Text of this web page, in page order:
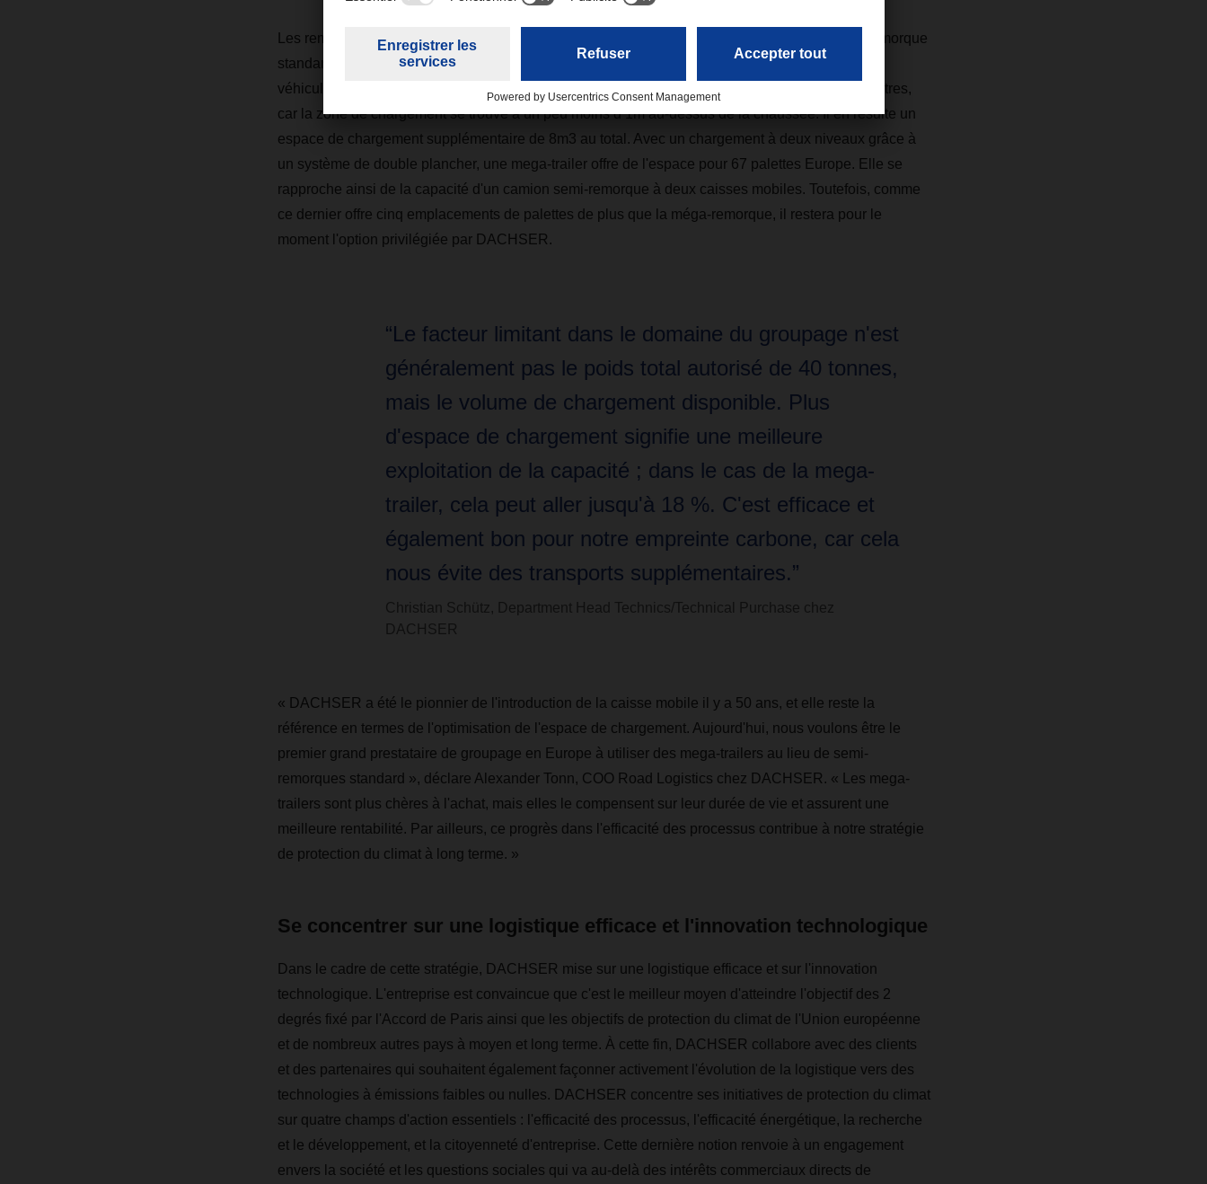
Les remorques dites « mega-trailers » ont la même longueur et la même largeur qu'une semi-remorque
standard, et leur hauteur totale reste inférieure à 4 mètres (hauteur maximale autorisée pour les
véhicules en Allemagne). Elles présentent une hauteur intérieure supplémentaire de 20 centimètres,
car la zone de chargement se trouve à un peu moins d’1m au-dessus de la chaussée. Il en résulte un
espace de chargement supplémentaire de 8m3 au total. Avec un chargement à deux niveaux grâce à
un système de double plancher, une mega-trailer offre de l'espace pour 67 palettes Europe. Elle se
rapproche ainsi de la capacité d'un camion semi-remorque à deux caisses mobiles. Toutefois, comme
ce dernier offre cinq emplacements de palettes de plus que la méga-remorque, il restera pour le
moment l'option privilégiée par DACHSER.
“Le facteur limitant dans le domaine du groupage n'est
généralement pas le poids total autorisé de 40 tonnes,
mais le volume de chargement disponible. Plus
d'espace de chargement signifie une meilleure
exploitation de la capacité ; dans le cas de la mega-
trailer, cela peut aller jusqu'à 18 %. C'est efficace et
également bon pour notre empreinte carbone, car cela
nous évite des transports supplémentaires.”
Christian Schütz, Department Head Technics/Technical Purchase chez
DACHSER
« DACHSER a été le pionnier de l'introduction de la caisse mobile il y a 50 ans, et elle reste la
référence en termes de l'optimisation de l'espace de chargement. Aujourd'hui, nous voulons être le
premier grand prestataire de groupage en Europe à utiliser des mega-trailers au lieu de semi-
remorques standard », déclare Alexander Tonn, COO Road Logistics chez DACHSER. « Les mega-
trailers sont plus chères à l'achat, mais elles le compensent sur leur durée de vie et assurent une
meilleure rentabilité. Par ailleurs, ce progrès dans l'efficacité des processus contribue à notre stratégie
de protection du climat à long terme. »
Se concentrer sur une logistique efficace et l'innovation technologique
Dans le cadre de cette stratégie, DACHSER mise sur une logistique efficace et sur l'innovation
technologique. L'entreprise est convaincue que c'est le meilleur moyen d'atteindre l'objectif des 2
degrés fixé par l'Accord de Paris ainsi que les objectifs de protection du climat de l'Union européenne
et de nombreux autres pays à moyen et long terme. À cette fin, DACHSER collabore avec des clients
et des partenaires qui souhaitent également façonner activement l'évolution de la logistique vers des
technologies à émissions faibles ou nulles. DACHSER concentre ses initiatives de protection du climat
sur quatre champs d'action essentiels : l'efficacité des processus, l'efficacité énergétique, la recherche
et le développement, et la citoyenneté d'entreprise. Cette dernière notion renvoie à un engagement
envers la société et les questions sociales qui va au-delà des intérêts commerciaux directs de